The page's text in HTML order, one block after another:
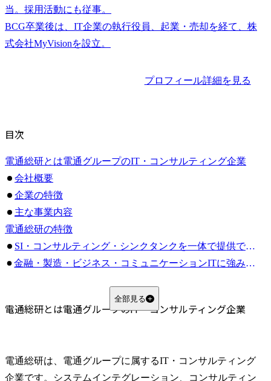
当。採用活動にも従事。
BCG卒業後は、IT企業の執行役員、起業・売却を経て、株
プロフィール詳細を見る
目次
電通総研とは電通グループのIT・コンサルティング企業
会社概要
企業の特徴
主な事業内容
電通総研の特徴
SI・コンサルティング・シンクタンクを一体で提供できる
金融・製造・ビジネス・コミュニケーションITに強みがある
平均年収は約1,125万円
電通総研で年収アップを狙いやすい人の特徴
全部見る
電通総研とは電通グループのIT・コンサルティング企業
電通総研は、電通グループに属するIT・コンサルティング
企業です。システムインテグレーション、コンサルティン